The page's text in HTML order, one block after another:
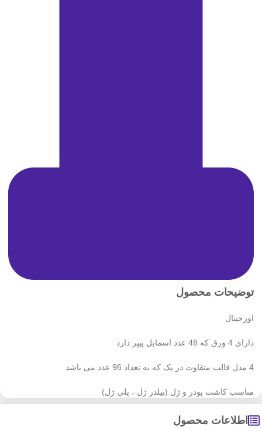
توضیحات محصول
اورجینال
دارای 4 ورق که 48 عدد اسمایل پیپر دارد
4 مدل قالب متفاوت در پک که به تعداد 96 عدد می باشد
مناسب کاشت پودر و ژل (بیلدر ژل ، پلی ژل)
اطلاعات محصول